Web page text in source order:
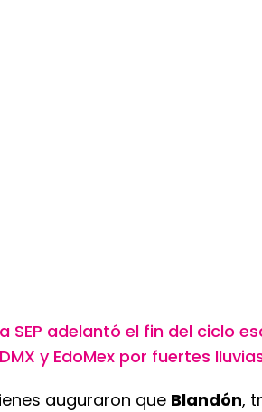
SEP adelantó el fin del ciclo
y EdoMex por fuertes
auguraron que Blandón,